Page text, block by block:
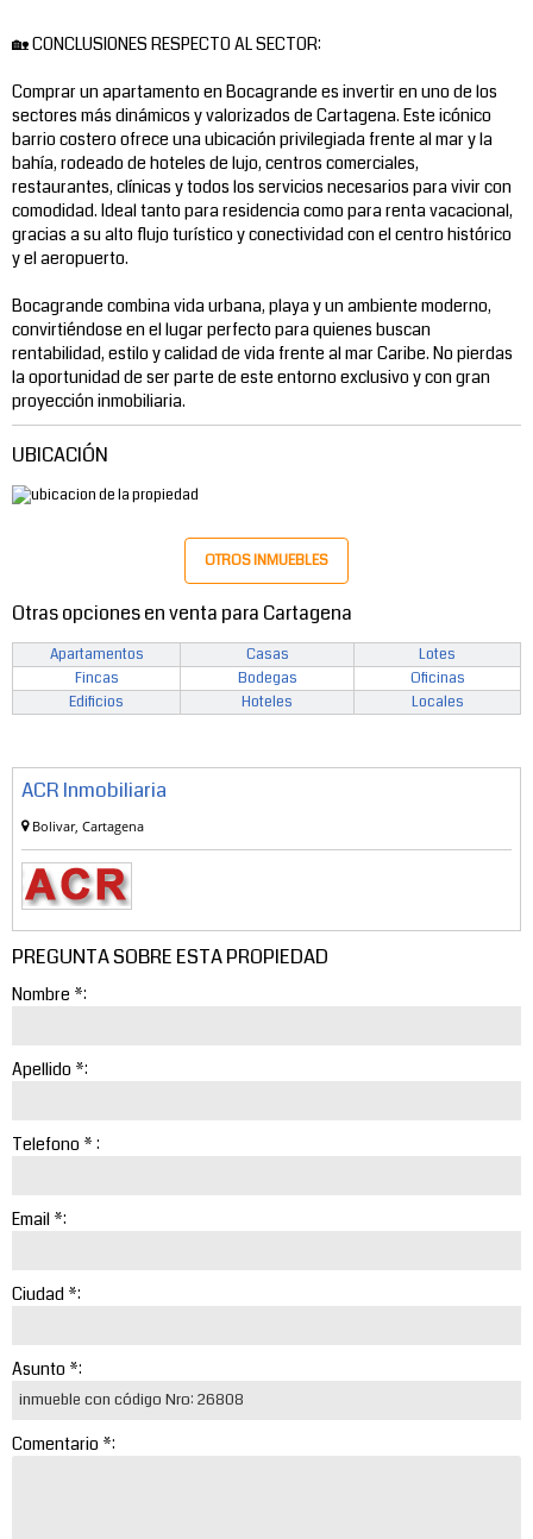
🏡 CONCLUSIONES RESPECTO AL SECTOR:
Comprar un apartamento en Bocagrande es invertir en uno de los
sectores más dinámicos y valorizados de Cartagena. Este icónico
barrio costero ofrece una ubicación privilegiada frente al mar y la
bahía, rodeado de hoteles de lujo, centros comerciales,
restaurantes, clínicas y todos los servicios necesarios para vivir con
comodidad. Ideal tanto para residencia como para renta vacacional,
gracias a su alto flujo turístico y conectividad con el centro histórico
y el aeropuerto.
Bocagrande combina vida urbana, playa y un ambiente moderno,
convirtiéndose en el lugar perfecto para quienes buscan
rentabilidad, estilo y calidad de vida frente al mar Caribe. No pierdas
la oportunidad de ser parte de este entorno exclusivo y con gran
proyección inmobiliaria.
UBICACIÓN
OTROS INMUEBLES
Otras opciones en venta para Cartagena
Apartamentos Casas
Lotes
Fincas
Bodegas
Oficinas
Edificios
Hoteles Locales
ACR Inmobiliaria
Bolivar, Cartagena
PREGUNTA SOBRE ESTA PROPIEDAD
Nombre *:
Apellido *:
Telefono * :
Email *:
Ciudad *:
Asunto *:
Comentario *: